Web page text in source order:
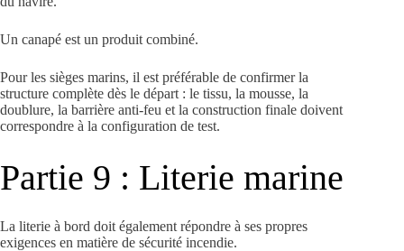
Un canapé est un produit combiné.
Pour les sièges marins, il est préférable de confirmer la
structure complète dès le départ : le tissu, la mousse, la
doublure, la barrière anti-feu et la construction finale doivent
correspondre à la configuration de test.
Partie 9 : Literie marine
La literie à bord doit également répondre à ses propres
exigences en matière de sécurité incendie.